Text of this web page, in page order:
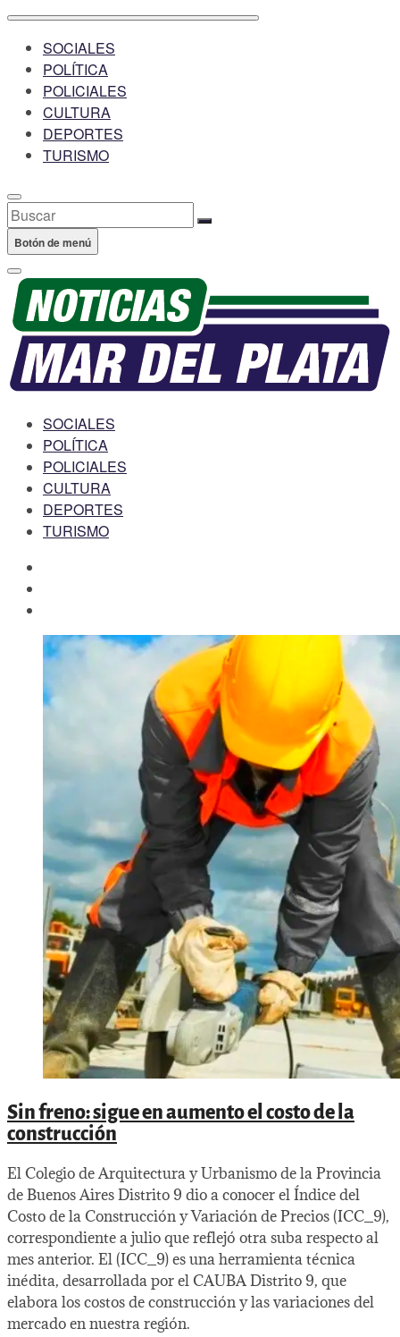
SOCIALES
POLÍTICA
POLICIALES
CULTURA
DEPORTES
TURISMO
Buscar
Botón de menú
SOCIALES
POLÍTICA
POLICIALES
CULTURA
DEPORTES
TURISMO
Sin freno: sigue en aumento el costo de la
construcción
El Colegio de Arquitectura y Urbanismo de la Provincia
de Buenos Aires Distrito 9 dio a conocer el Índice del
Costo de la Construcción y Variación de Precios (ICC_9),
correspondiente a julio que reflejó otra suba respecto al
mes anterior. El (ICC_9) es una herramienta técnica
inédita, desarrollada por el CAUBA Distrito 9, que
elabora los costos de construcción y las variaciones del
mercado en nuestra región.